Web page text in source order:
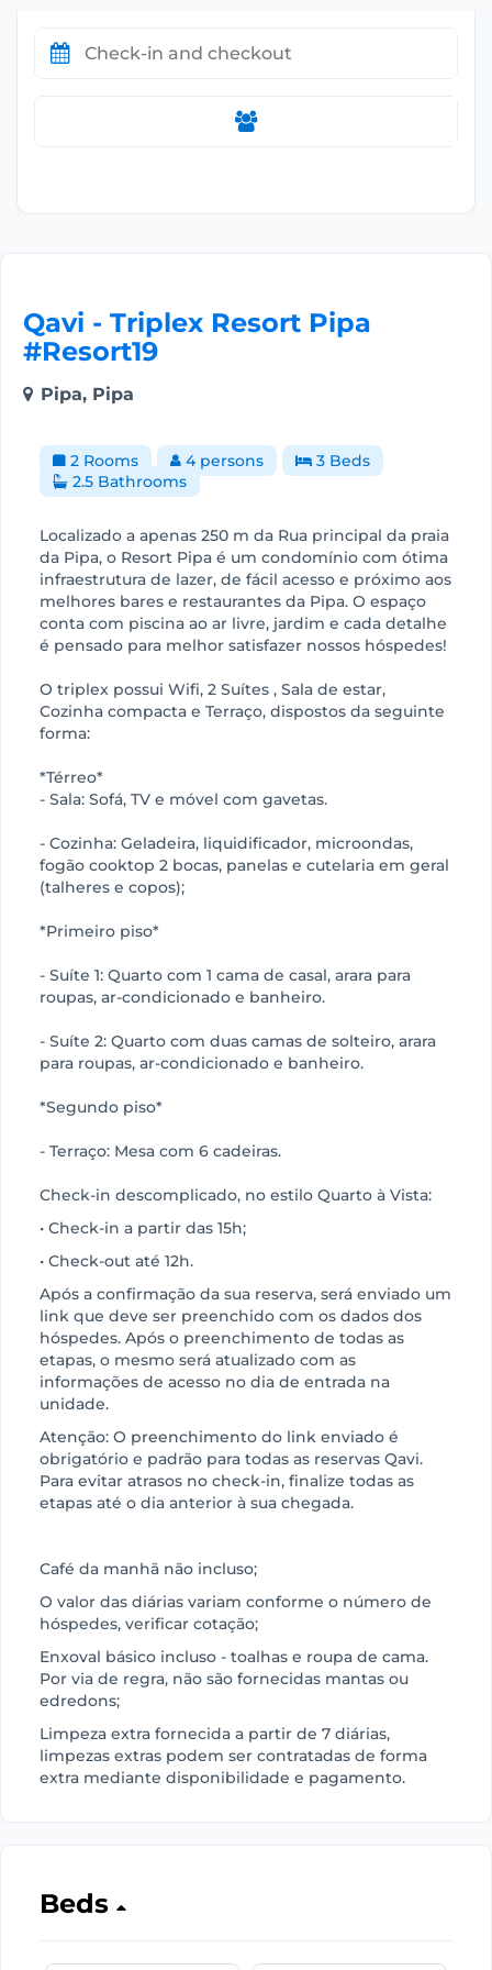
Qavi - Triplex Resort Pipa
#Resort19
Pipa, Pipa
2 Rooms 4 persons
3 Beds
2.5 Bathrooms
Localizado a apenas 250 m da Rua principal da praia
da Pipa, o Resort Pipa é um condomínio com ótima
infraestrutura de lazer, de fácil acesso e próximo aos
melhores bares e restaurantes da Pipa. O espaço
conta com piscina ao ar livre, jardim e cada detalhe
é pensado para melhor satisfazer nossos hóspedes!
O triplex possui Wifi, 2 Suítes , Sala de estar,
Cozinha compacta e Terraço, dispostos da seguinte
forma:
*Térreo*
- Sala: Sofá, TV e móvel com gavetas.
- Cozinha: Geladeira, liquidificador, microondas,
fogão cooktop 2 bocas, panelas e cutelaria em geral
(talheres e copos);
*Primeiro piso*
- Suíte 1: Quarto com 1 cama de casal, arara para
roupas, ar-condicionado e banheiro.
- Suíte 2: Quarto com duas camas de solteiro, arara
para roupas, ar-condicionado e banheiro.
*Segundo piso*
- Terraço: Mesa com 6 cadeiras.
Check-in descomplicado, no estilo Quarto à Vista:
• Check-in a partir das 15h;
• Check-out até 12h.
Após a confirmação da sua reserva, será enviado um
link que deve ser preenchido com os dados dos
hóspedes. Após o preenchimento de todas as
etapas, o mesmo será atualizado com as
informações de acesso no dia de entrada na
unidade.
Atenção: O preenchimento do link enviado é
obrigatório e padrão para todas as reservas Qavi.
Para evitar atrasos no check-in, finalize todas as
etapas até o dia anterior à sua chegada.
Café da manhã não incluso;
O valor das diárias variam conforme o número de
hóspedes, verificar cotação;
Enxoval básico incluso - toalhas e roupa de cama.
Por via de regra, não são fornecidas mantas ou
edredons;
Limpeza extra fornecida a partir de 7 diárias,
limpezas extras podem ser contratadas de forma
extra mediante disponibilidade e pagamento.
Beds